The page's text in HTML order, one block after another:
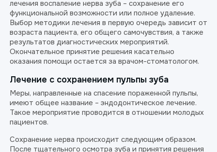
лечения воспаление нерва зуба – сохранение его
функциональной возможности или полное удаление.
Выбор методики лечения в первую очередь зависит от
возраста пациента, его общего самочувствия, а также
результатов диагностических мероприятий.
Окончательное принятие решения касательно
оказания помощи остается за врачом-стоматологом.
Лечение с сохранением пульпы зуба
Меры, направленные на спасение пораженной пульпы,
имеют общее название – эндодонтическое лечение.
Такое мероприятие проводится в отношении молодых
пациентов.
Сохранение нерва происходит следующим образом.
После тщательного осмотра зуба и принятия решения